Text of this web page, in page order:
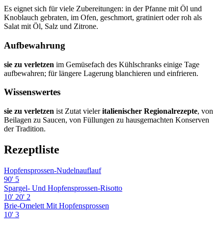
Es eignet sich für viele Zubereitungen: in der Pfanne mit Öl und
Knoblauch gebraten, im Ofen, geschmort, gratiniert oder roh als
Salat mit Öl, Salz und Zitrone.
Aufbewahrung
sie zu verletzen im Gemüsefach des Kühlschranks einige Tage
aufbewahren; für längere Lagerung blanchieren und einfrieren.
Wissenswertes
sie zu verletzen ist Zutat vieleritalienischer Regionalrezepte, von
Beilagen zu Saucen, von Füllungen zu hausgemachten Konserven
der Tradition.
Rezeptliste
Hopfensprossen-Nudelnauflauf
90' 5
Spargel- Und Hopfensprossen-Risotto
10' 20' 2
Brie-Omelett Mit Hopfensprossen
10' 3